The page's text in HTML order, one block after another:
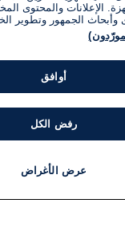
الإعلانات والمحتوى
وأبحاث الجمهور وتطوير
أوافق
رفض الكل
عرض الأغراض